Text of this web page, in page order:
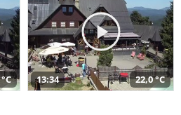
13:34 22,0 °C